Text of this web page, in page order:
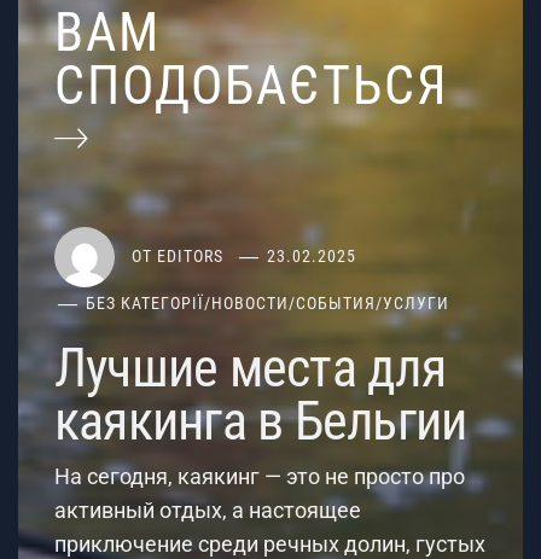
ВАМ
СПОДОБАЄТЬСЯ
ОТ EDITORS 23.02.2025
БЕЗ КАТЕГОРІЇ/НОВОСТИ/СОБЫТИЯ/УСЛУГИ
Лучшие места для
каякинга в Бельгии
На сегодня, каякинг — это не просто про
активный отдых, а настоящее
приключение среди речных долин, густых